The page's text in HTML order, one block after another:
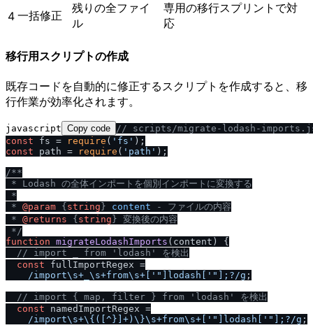
4 一括修正
残りの全ファイ
ル
専用の移行スプリントで対
応
移行用スクリプトの作成
既存コードを自動的に修正するスクリプトを作成すると、移
行作業が効率化されます。
javascript Copy code / / scripts /migrate-lodash-
const fs = require ( 'fs'
const path = require ( 'path' );
/**
* Lodash の全体インポートを個別インポートに変換する
*
* @param { string } content - ファイルの内容
* @returns { string } 変換後の内容
* /
function migrateLodashImports ( content ) {
/ / import _ from 'lodash' を検出
const fullImportRegex =
/import\s+_\s+from\s+['"]lodash['"];? /g ;
/ / import { map, filter } from 'lodash' を検出
const namedImportRegex =
/import\s+\{([^}]+)\}\s+from\s+['"]lodash['"];? /g ;